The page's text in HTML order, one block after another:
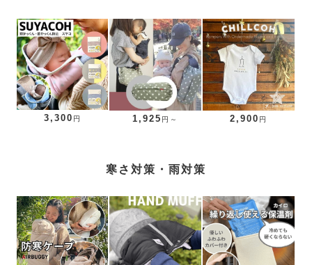
3,300 円 1,925 円～ 2,900 円
寒さ対策・雨対策